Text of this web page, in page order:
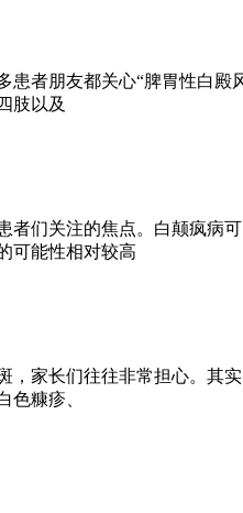
患者朋友都关心“脾胃性白
肢以及
者们关注的焦点。白颠疯病
可能性相对较高
，家长们往往非常担心。其
色糠疹、